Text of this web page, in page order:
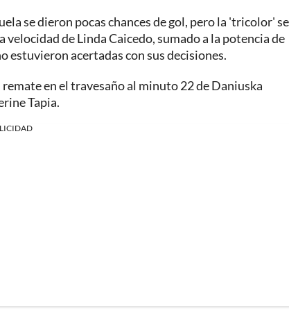
se dieron pocas chances de gol, pero la 'tricolor'
de Linda Caicedo, sumado a la potencia de
estuvieron acertadas con sus decisiones.
en el travesaño al minuto 22 de Daniuska
Tapia.